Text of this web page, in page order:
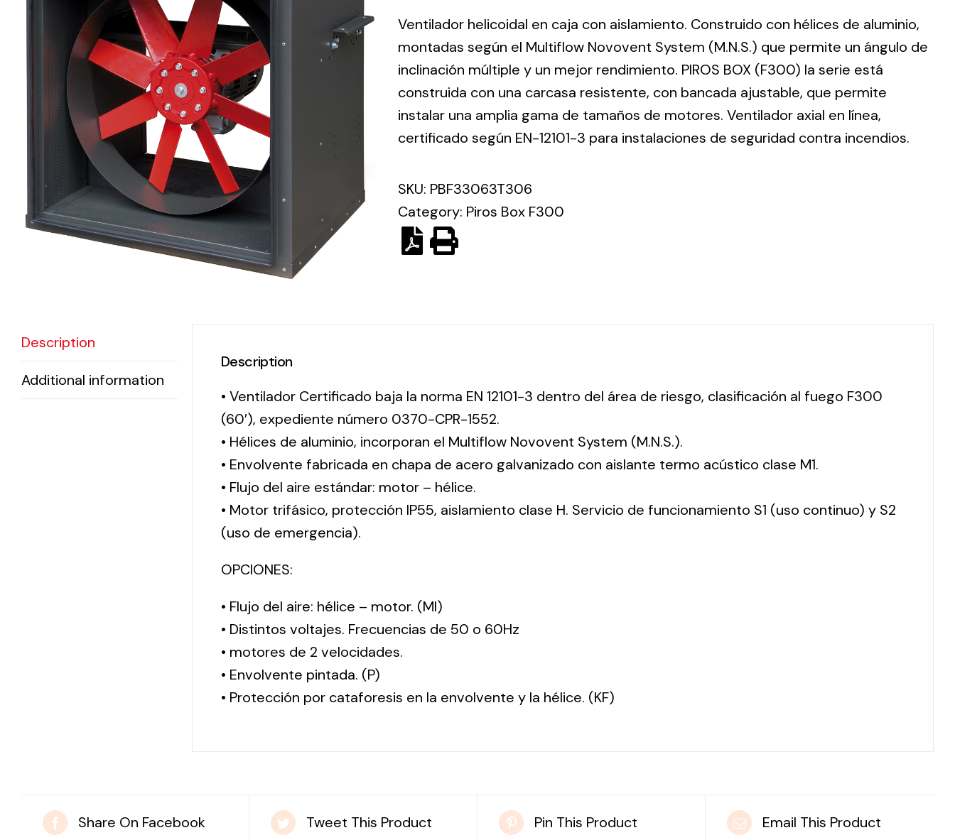
Electrical
Equipment
solutions in
lighting and
electrical
material for
each project
Ventilation
The
incorporation of
Novovent into
offer of
ventilation
products for
different uses
Solar lighting
solutions for all
Ventilador helicoidal en caja con aislamiento. Construido con hélices de aluminio,
montadas según el Multiflow Novovent System (M.N.S.) que permite un ángulo de
inclinación múltiple y un mejor rendimiento. PIROS BOX (F300) la serie está
construida con una carcasa resistente, con bancada ajustable, que permite
instalar una amplia gama de tamaños de motores. Ventilador axial en línea,
certificado según EN-12101-3 para instalaciones de seguridad contra incendios.
SKU: PBF33063T306
Category: Piros Box F300
Description
Additional information
Description
• Ventilador Certificado baja la norma EN 12101-3 dentro del área de riesgo, clasificación al fuego F300
(60′), expediente número 0370-CPR-1552.
• Hélices de aluminio, incorporan el Multiflow Novovent System (M.N.S.).
• Envolvente fabricada en chapa de acero galvanizado con aislante termo acústico clase M1.
• Flujo del aire estándar: motor – hélice.
• Motor trifásico, protección IP55, aislamiento clase H. Servicio de funcionamiento S1 (uso continuo) y S2
(uso de emergencia).
OPCIONES:
• Flujo del aire: hélice – motor. (MI)
• Distintos voltajes. Frecuencias de 50 o 60Hz
• motores de 2 velocidades.
• Envolvente pintada. (P)
• Protección por cataforesis en la envolvente y la hélice. (KF)
Share On Facebook Tweet This Product Pin This Product Email This Product